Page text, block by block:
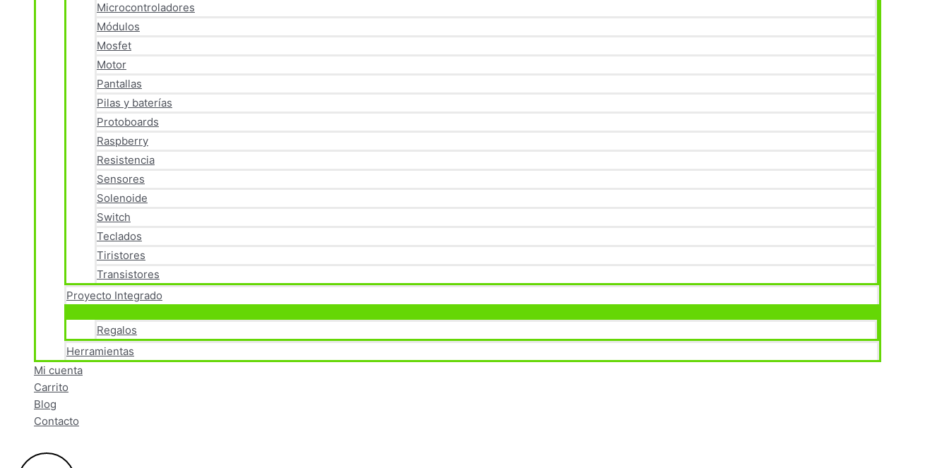
Microcontroladores
Módulos
Mosfet
Motor
Pantallas
Pilas y baterías
Protoboards
Raspberry
Resistencia
Sensores
Solenoide
Switch
Teclados
Tiristores
Transistores
Proyecto Integrado
Regalos
Herramientas
Mi cuenta
Carrito
Blog
Contacto